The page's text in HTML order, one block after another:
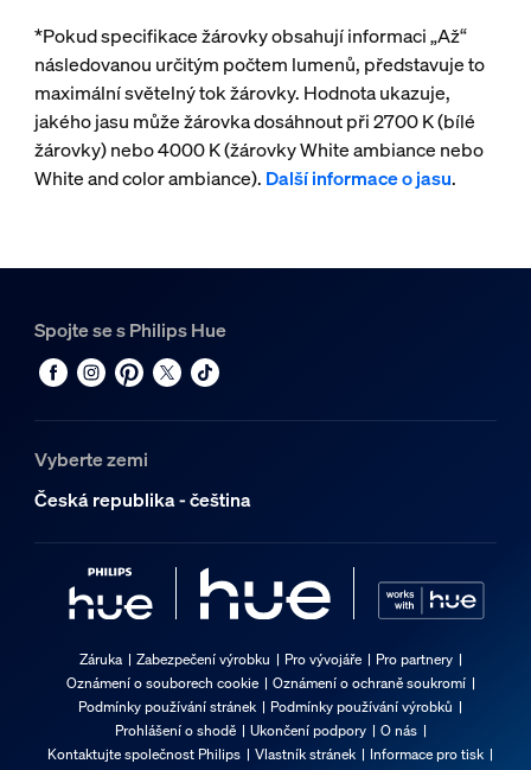
*Pokud specifikace žárovky obsahují informaci „Až“
následovanou určitým počtem lumenů, představuje to
maximální světelný tok žárovky. Hodnota ukazuje,
jakého jasu může žárovka dosáhnout při 2700 K (bílé
žárovky) nebo 4000 K (žárovky White ambiance nebo
White and color ambiance). Další informace o jasu.
Spojte se s Philips Hue
Vyberte zemi
Česká republika - čeština
Záruka Zabezpečení výrobku Pro vývojáře
Pro partnery
Oznámení o souborech cookie
Oznámení o ochraně soukromí
Podmínky používání stránek
Podmínky používání výrobků
Prohlášení o shodě
Ukončení podpory
O nás
Kontaktujte společnost Philips
Vlastník stránek
Informace pro tisk